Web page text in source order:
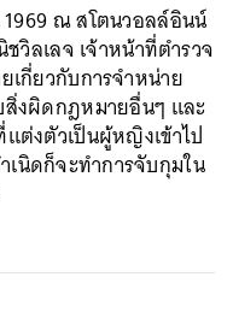
ณ สโตนวอลล์อินน์
วิลเลจ เจ้าหน้าที่ตำรวจ
กี่ยวกับการจำหน่าย
งผิดกฎหมายอื่นๆ และ
ต่งตัวเป็นผู้หญิงเข้าไป
นิดก็จะทำการจับกุมใน